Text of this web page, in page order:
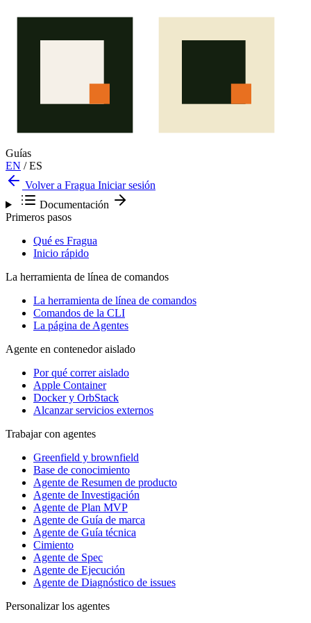
Guías
EN / ES
Volver a Fragua Iniciar sesión
Documentación
Primeros pasos
Qué es Fragua
Inicio rápido
La herramienta de línea de comandos
La herramienta de línea de comandos
Comandos de la CLI
La página de Agentes
Agente en contenedor aislado
Por qué correr aislado
Apple Container
Docker y OrbStack
Alcanzar servicios externos
Trabajar con agentes
Greenfield y brownfield
Base de conocimiento
Agente de Resumen de producto
Agente de Investigación
Agente de Plan MVP
Agente de Guía de marca
Agente de Guía técnica
Cimiento
Agente de Spec
Agente de Ejecución
Agente de Diagnóstico de issues
Personalizar los agentes